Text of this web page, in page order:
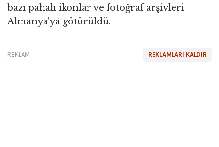
bazı pahalı ikonlar ve fotoğraf arşivleri
Almanya'ya götürüldü.
REKLAMLARI KALDIR
REKLAM